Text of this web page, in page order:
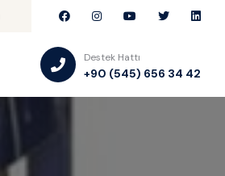
Destek Hattı
+90 (545) 656 34 42